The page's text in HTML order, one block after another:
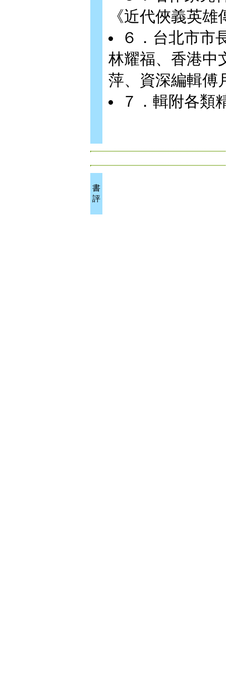
《近代俠義英
６．台北市市
林耀福、香港中
萍、資深編輯傅
７．輯附各類
書
評